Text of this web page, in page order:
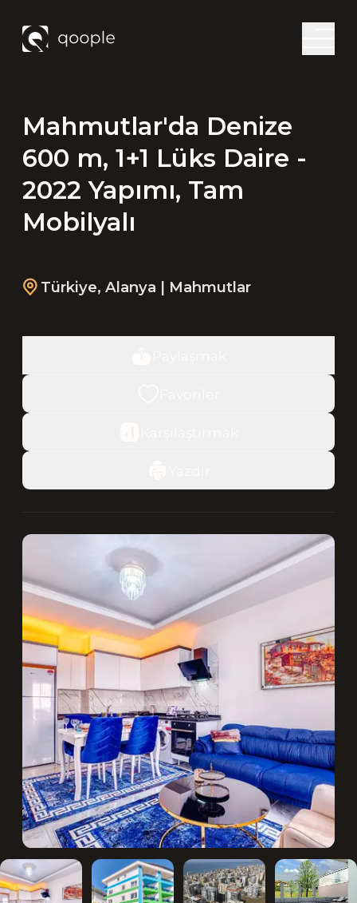
Mahmutlar'da Denize
600 m, 1+1 Lüks Daire -
2022 Yapımı, Tam
Mobilyalı
Türkiye, Alanya | Mahmutlar